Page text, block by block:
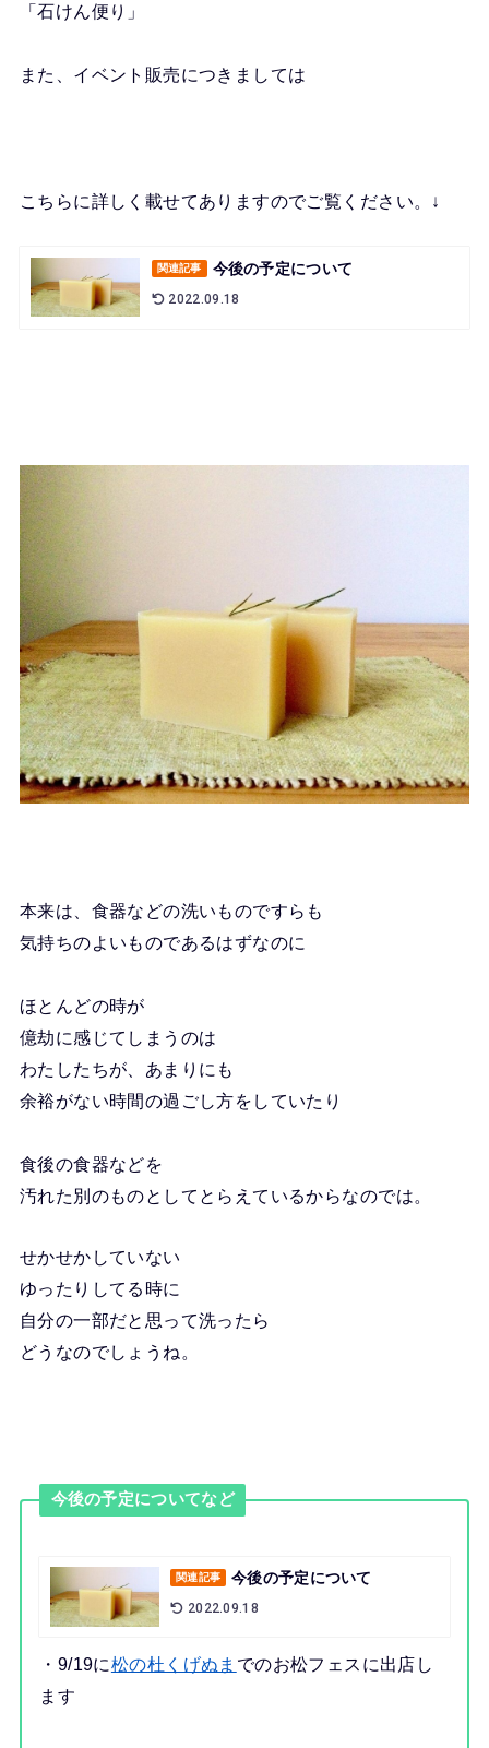
「石けん便り」
また、イベント販売につきましては
こちらに詳しく載せてありますのでご覧ください。↓
関連記事 今後の予定について
2022.09.18
本来は、食器などの洗いものですらも
気持ちのよいものであるはずなのに
ほとんどの時が
億劫に感じてしまうのは
わたしたちが、あまりにも
余裕がない時間の過ごし方をしていたり
食後の食器などを
汚れた別のものとしてとらえているからなのでは。
せかせかしていない
ゆったりしてる時に
自分の一部だと思って洗ったら
どうなのでしょうね。
今後の予定についてなど
関連記事 今後の予定について
2022.09.18
・9/19に松の杜くげぬま でのお松フェスに出店し
ます